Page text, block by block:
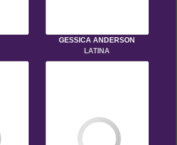
GESSICA ANDERSON
LATINA